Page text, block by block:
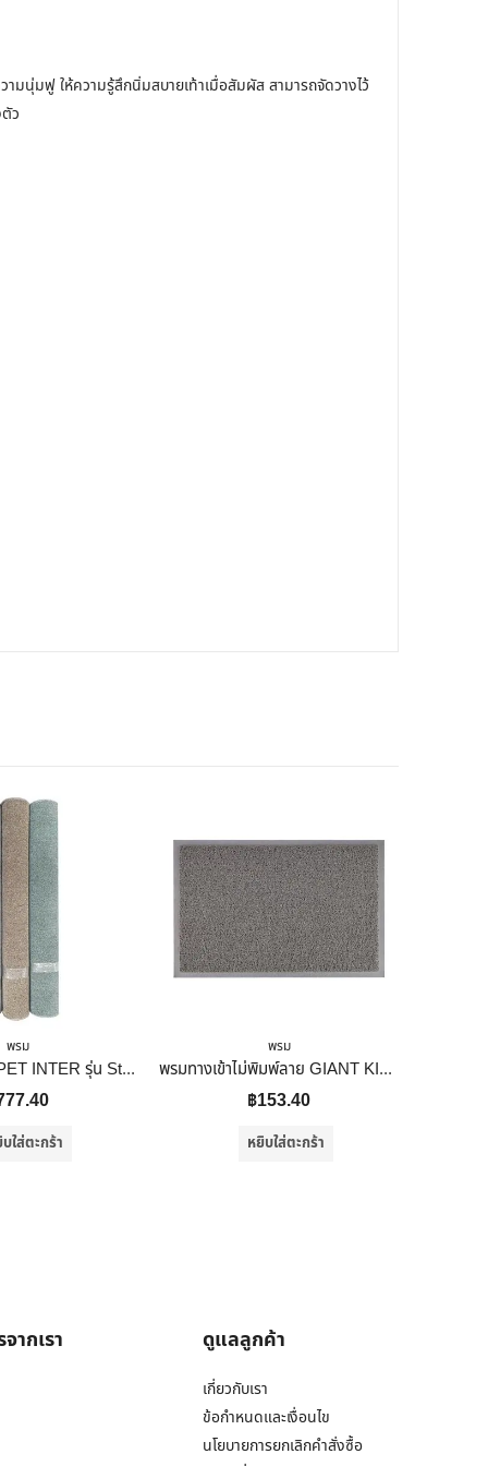
มนุ่มฟู ให้ความรู้สึกนิ่มสบายเท้าเมื่อสัมผัส สามารถจัดวางไว้
ว
พรม
พรมปูพื้น CARPET INTER รุ่น Stripe ขนาด 120 x 180 ซม.
ใส่ตะกร้า
พรม
พรมทางเข้าไม่พิมพ์ลาย GIANT KINGKONG รุ่น MJ4060-GY ขนาด 40×60 ซม. สีเทา
฿153.40
หยิบใส่ตะกร้า
ากเรา ดูแลลูกค้า
เกี่ยวกับเรา
ข้อกำหนดและเงื่อนไข
นโยบายการยกเลิกคำสั่งซื้อ